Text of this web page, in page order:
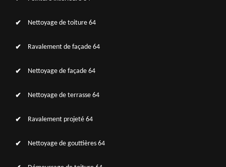
Nettoyage de toiture 64
Ravalement de façade 64
Nettoyage de façade 64
Nettoyage de terrasse 64
Ravalement projeté 64
Nettoyage de gouttières 64